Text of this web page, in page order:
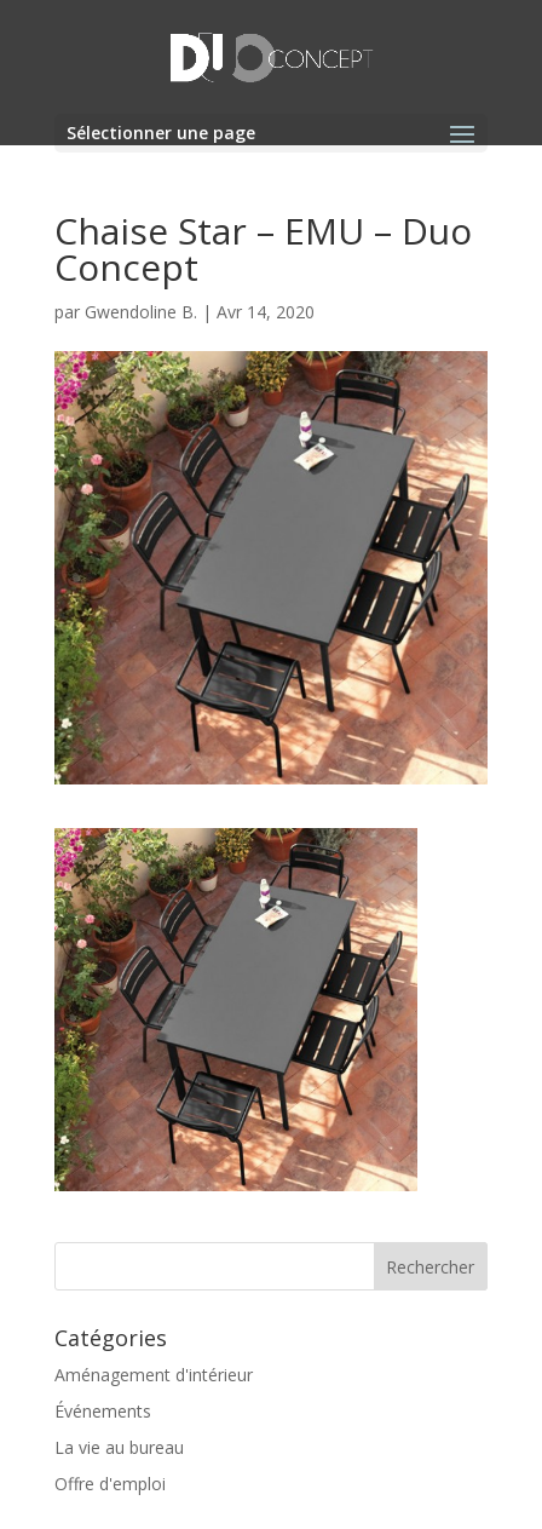
Sélectionner une page
Chaise Star – EMU – Duo
Concept
par Gwendoline B. | Avr 14, 2020
Catégories
Aménagement d'intérieur
Événements
La vie au bureau
Offre d'emploi